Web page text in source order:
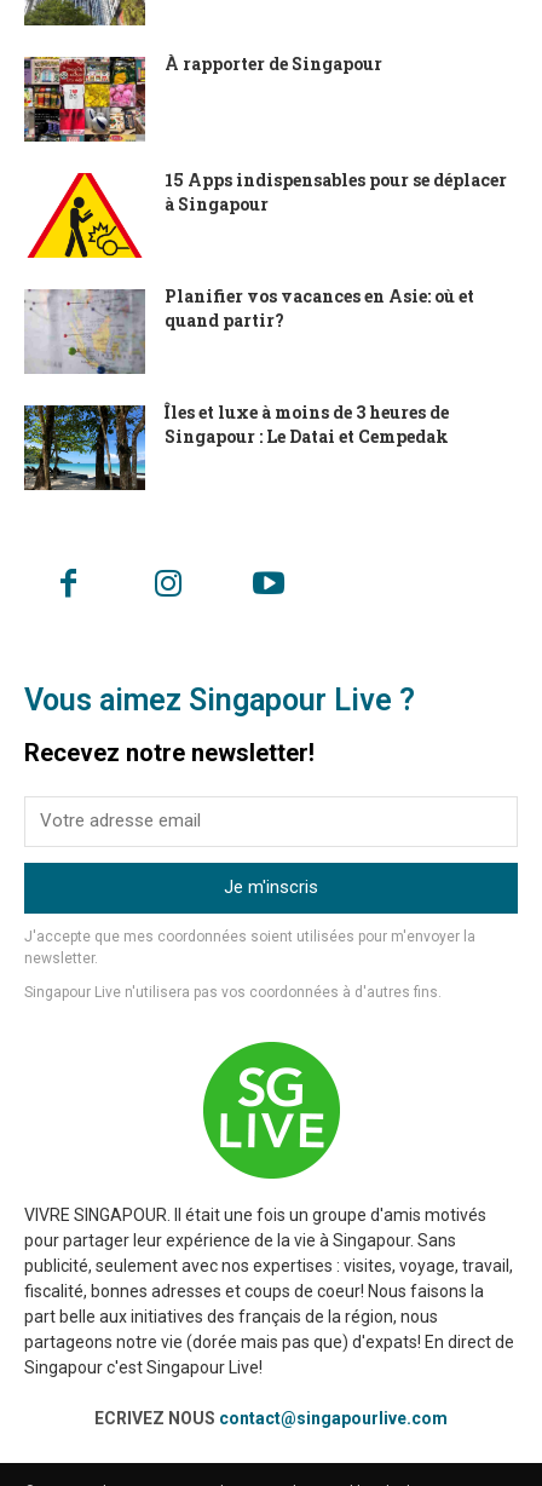
À rapporter de Singapour
15 Apps indispensables pour se déplacer
à Singapour
Planifier vos vacances en Asie: où et
quand partir?
Îles et luxe à moins de 3 heures de
Singapour : Le Datai et Cempedak
Vous aimez Singapour Live ?
Recevez notre newsletter!
Je m'inscris
J'accepte que mes coordonnées soient utilisées pour m'envoyer la
newsletter.
Singapour Live n'utilisera pas vos coordonnées à d'autres fins.
VIVRE SINGAPOUR. Il était une fois un groupe d'amis motivés
pour partager leur expérience de la vie à Singapour. Sans
publicité, seulement avec nos expertises : visites, voyage, travail,
fiscalité, bonnes adresses et coups de coeur! Nous faisons la
part belle aux initiatives des français de la région, nous
partageons notre vie (dorée mais pas que) d'expats! En direct de
Singapour c'est Singapour Live!
ECRIVEZ NOUS contact@singapourlive.com